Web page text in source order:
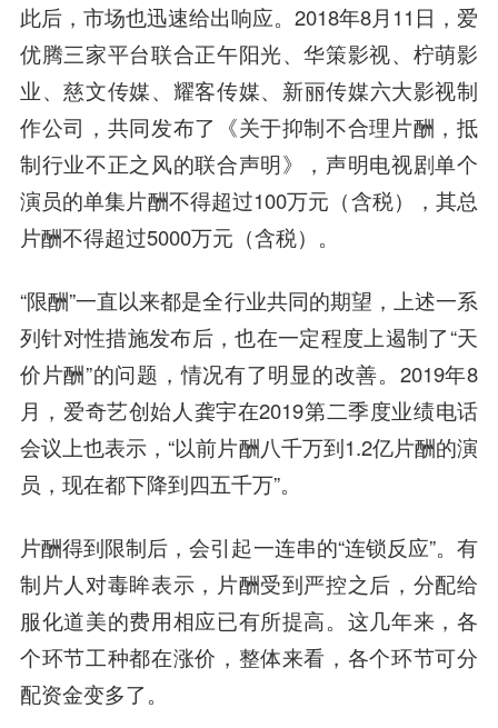
此后，市场也迅速给出响应。2018年8月11日，爱
优腾三家平台联合正午阳光、华策影视、 柠萌影
业、慈文传媒、耀客传媒、 新丽传媒六大影视制
作公司，共同发布了《关于抑制不合理片酬，抵
制行业不正之风的联合声明》，声明电视剧单个
演员的单集片酬不得超过100万元（含税），其总
片酬不得超过5000万元（含税）。
“限酬”一直以来都是全行业共同的期望，上述一系
列针对性措施发布后，也在一定程度上遏制了“天
价片酬”的问题，情况有了明显的改善。2019年8
月， 爱奇艺创始人龚宇在2019第二季度业绩电话
会议上也表示，“以前片酬八千万到1.2亿片酬的演
员，现在都下降到四五千万”。
片酬得到限制后，会引起一连串的“连锁反应”。有
制片人对毒眸表示，片酬受到严控之后，分配给
服化道美的费用相应已有所提高。这几年来，各
个环节工种都在涨价，整体来看，各个环节可分
配资金变多了。